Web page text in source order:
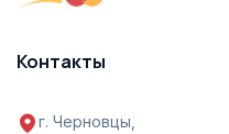
Контакты
г. Черновцы,